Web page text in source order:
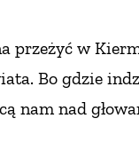
przeżyć w
Bo gdzie
nam nad
ZWYCZAJE
ZRÓB TO SAM